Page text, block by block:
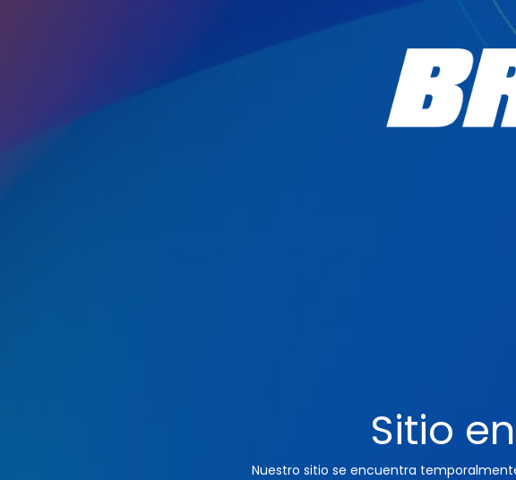
Sitio
Nuestro sitio se encuentra